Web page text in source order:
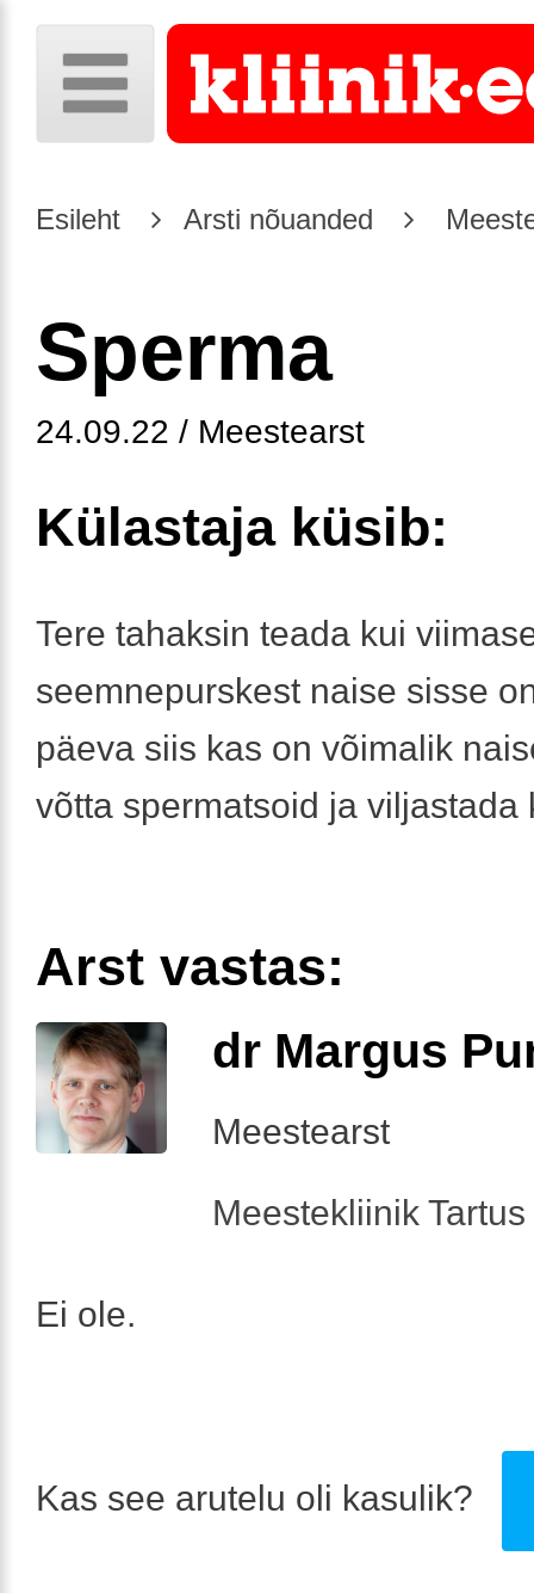
Esileht Arsti nõuanded
Sperma
24.09.22 / Meestearst
Külastaja küsib:
Tere tahaksin teada kui
seemnepurskest naise sisse
päeva siis kas on võimalik
võtta spermatsoid ja viljastada
Arst vastas:
dr Margus
Meestearst
Meestekliinik
Ei ole.
Kas see arutelu oli kasulik?